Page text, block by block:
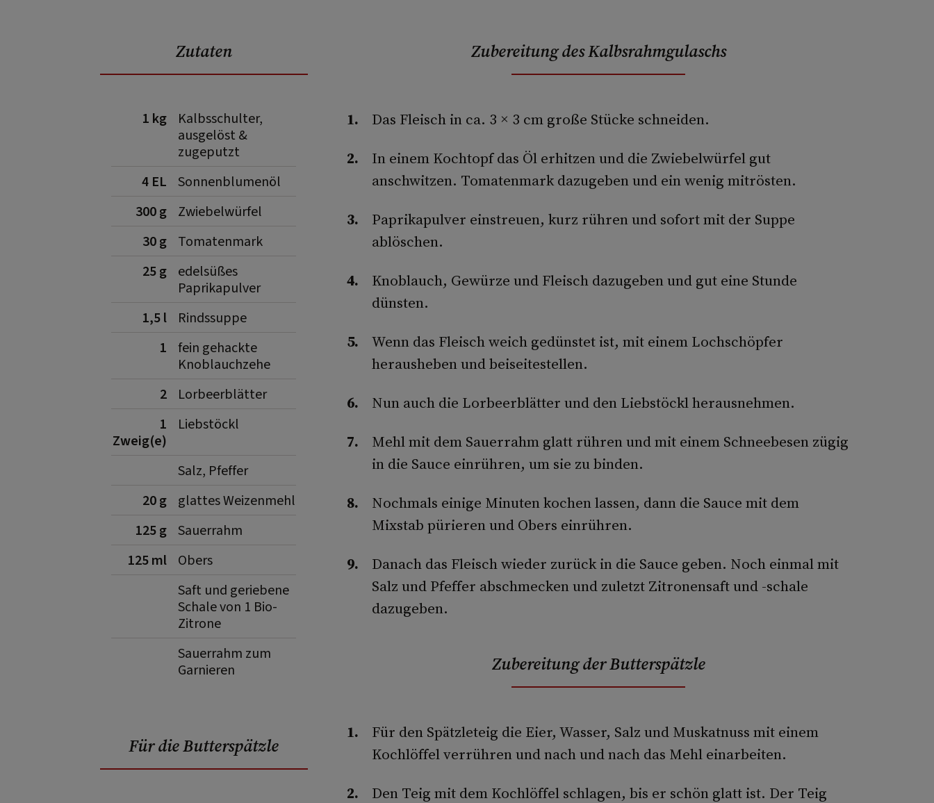
Zutaten
1 kg
Kalbsschulter,
ausgelöst &
zugeputzt
4 EL
Sonnenblumenöl
300 g
Zwiebelwürfel
30 g
Tomatenmark
25 g
edelsüßes
Paprikapulver
1,5 l
Rindssuppe
1
fein gehackte
Knoblauchzehe
2
Lorbeerblätter
1
Zweig(e)
Liebstöckl
Salz, Pfeffer
20 g
glattes Weizenmehl
125 g Sauerrahm
125 ml
Obers
Saft und geriebene
Schale von 1 Bio-
Zitrone
Sauerrahm zum
Garnieren
Für die Butterspätzle
Zubereitung des Kalbsrahmgulaschs
Das Fleisch in ca. 3 × 3 cm große Stücke schneiden.
In einem Kochtopf das Öl erhitzen und die Zwiebelwürfel gut
anschwitzen. Tomatenmark dazugeben und ein wenig mitrösten.
Paprikapulver einstreuen, kurz rühren und sofort mit der Suppe
ablöschen.
Knoblauch, Gewürze und Fleisch dazugeben und gut eine Stunde
dünsten.
Wenn das Fleisch weich gedünstet ist, mit einem Lochschöpfer
herausheben und beiseitestellen.
Nun auch die Lorbeerblätter und den Liebstöckl herausnehmen.
Mehl mit dem Sauerrahm glatt rühren und mit einem Schneebesen zügig
in die Sauce einrühren, um sie zu binden.
Nochmals einige Minuten kochen lassen, dann die Sauce mit dem
Mixstab pürieren und Obers einrühren.
Danach das Fleisch wieder zurück in die Sauce geben. Noch einmal mit
Salz und Pfeffer abschmecken und zuletzt Zitronensaft und -schale
dazugeben.
Zubereitung der Butterspätzle
Für den Spätzleteig die Eier, Wasser, Salz und Muskatnuss mit einem
Kochlöffel verrühren und nach und nach das Mehl einarbeiten.
Den Teig mit dem Kochlöffel schlagen, bis er schön glatt ist. Der Teig